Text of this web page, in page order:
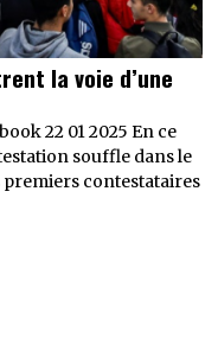
la voie d’une
22 01 2025 En ce
souffle dans le
premiers contestataires